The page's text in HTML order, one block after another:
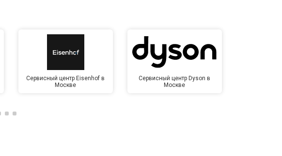
Сервисный центр Eisenhof в
Москве
Сервисный центр Dyson в
Москве